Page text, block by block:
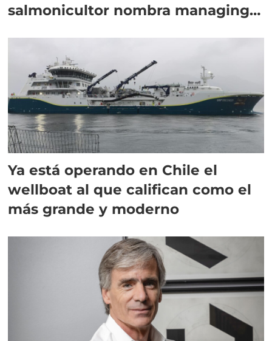
salmonicultor nombra managing
Ya está operando en Chile el
wellboat al que califican como el
más grande y moderno